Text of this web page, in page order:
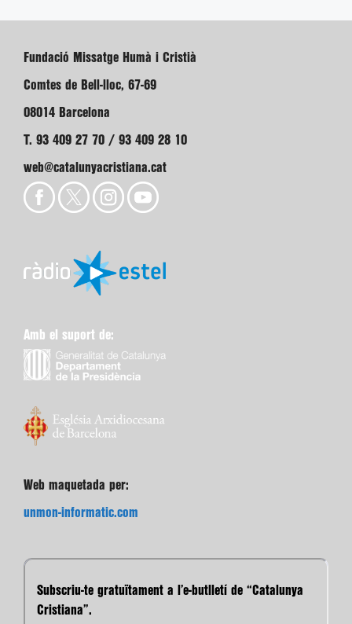
Fundació Missatge Humà i Cristià
Comtes de Bell-lloc, 67-69
08014 Barcelona
T. 93 409 27 70 / 93 409 28 10
web@catalunyacristiana.cat
Amb el suport de:
Web maquetada per:
unmon-informatic.com
Subscriu-te gratuïtament a l’e-butlletí de “Catalunya
Cristiana”.